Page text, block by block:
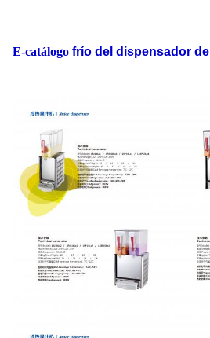
E-catálogo frío del dispensador de